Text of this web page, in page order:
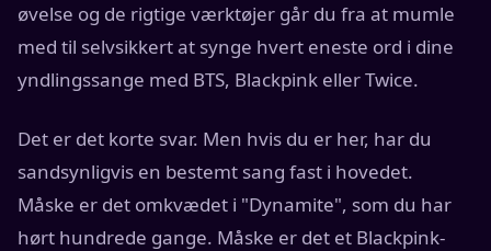
øvelse og de rigtige værktøjer går du fra at mumle
med til selvsikkert at synge hvert eneste ord i dine
yndlingssange med BTS, Blackpink eller Twice.
Det er det korte svar. Men hvis du er her, har du
sandsynligvis en bestemt sang fast i hovedet.
Måske er det omkvædet i "Dynamite", som du har
hørt hundrede gange. Måske er det et Blackpink-